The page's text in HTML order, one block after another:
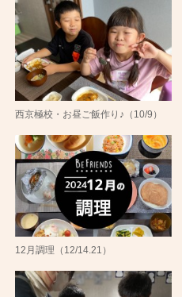
西京極校・お昼ご飯作り♪（10/9）
12月調理（12/14.21）